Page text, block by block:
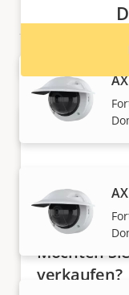
Möchten
verkaufen?